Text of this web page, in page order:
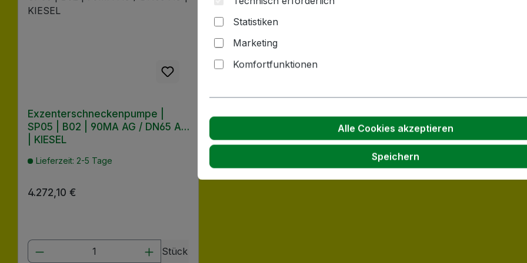
Exzenterschneckenpumpe |
SP05 | B02 | 90MA AG / DN65 AG
| KIESEL
Lieferzeit: 2-5 Tage
Regulärer Preis:
4.272,10 €
Produkt Anzahl: Gib den gewünschten Wert ein oder benutze die
Stück
Statistiken
Marketing
Komfortfunktionen
Alle Cookies akzeptieren
Speichern